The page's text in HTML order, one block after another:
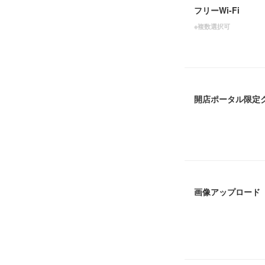
フリーWi-Fi
※複数選択可
開店ポータル限定
画像アップロード